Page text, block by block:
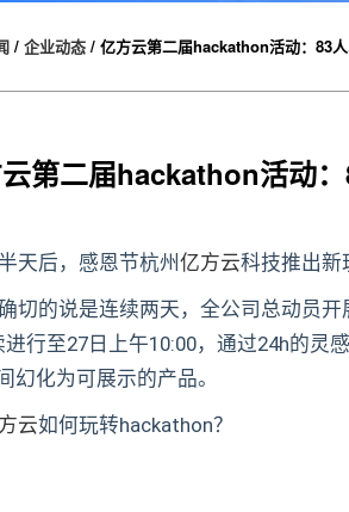
/ 企业动态 / 亿方云第二届hackathon活动：83
第二届hackathon活动
天后，感恩节杭州 亿方云科技推出新
切的说是连续两天，全公司总动员
进行至27日上午10:00，通过24h的灵
幻化为可展示的产品。
云如何玩转hackathon？